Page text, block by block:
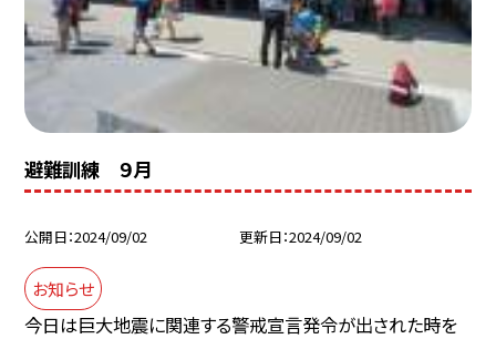
避難訓練 ９月
公開日 2024/09/02 更新日 2024/09/02
お知らせ
今日は巨大地震に関連する警戒宣言発令が出された時を